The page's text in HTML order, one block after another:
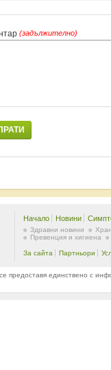
(задължително)
Начало Новини
Здравни новини
Превенция и хигиена
За сайта Партньори
предоставя единствено с